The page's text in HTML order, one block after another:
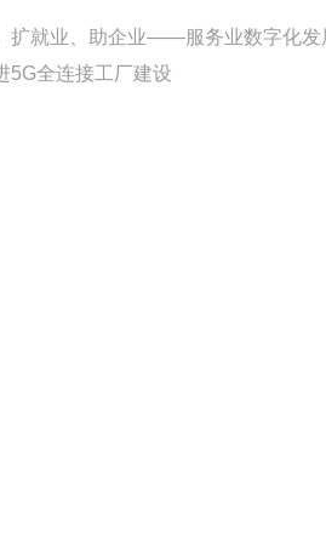
扩就业、助企业——服务业数字化发
5G全连接工厂建设